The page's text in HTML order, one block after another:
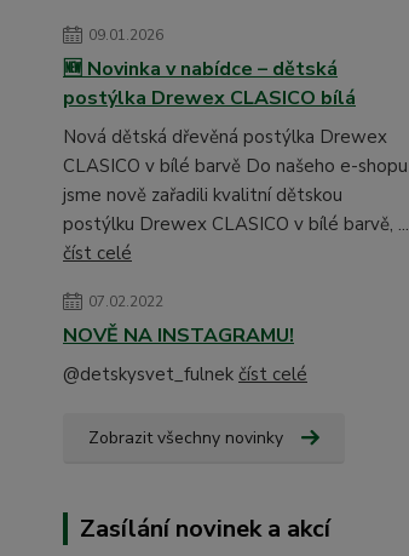
09.01.2026
🆕 Novinka v nabídce – dětská
postýlka Drewex CLASICO bílá
Nová dětská dřevěná postýlka Drewex
CLASICO v bílé barvě Do našeho e-shopu
jsme nově zařadili kvalitní dětskou
postýlku Drewex CLASICO v bílé barvě, ...
číst celé
07.02.2022
NOVĚ NA INSTAGRAMU!
@detskysvet_fulnek číst celé
Zobrazit všechny novinky
Zasílání novinek a akcí